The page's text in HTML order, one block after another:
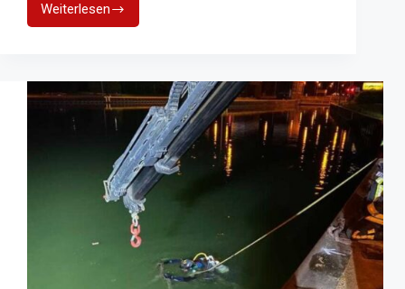
Weiterlesen
Falscher
Alarm:
ist
ein
Pkw